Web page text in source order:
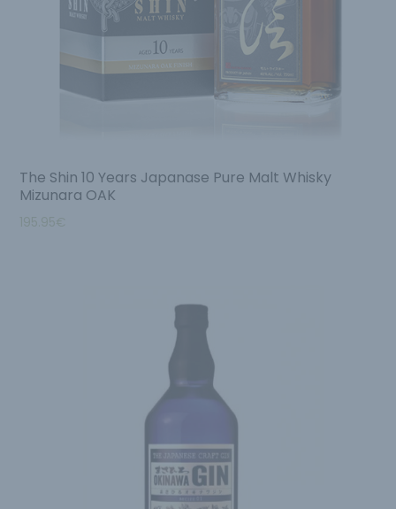
The Shin 10 Years Japanase Pure Malt Whisky
Mizunara OAK
195.95€